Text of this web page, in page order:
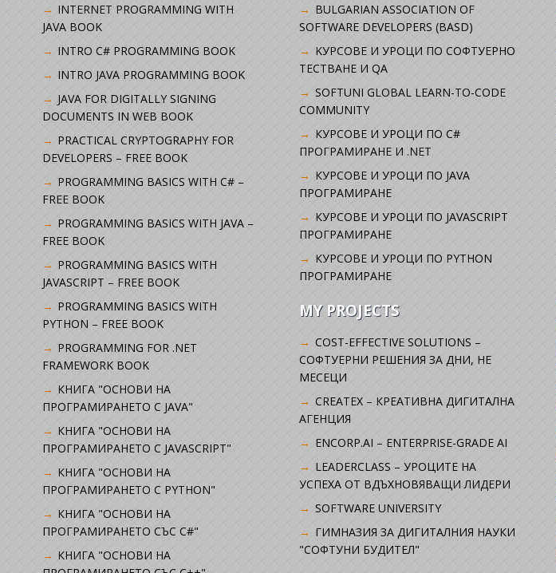
INTERNET PROGRAMMING WITH
JAVA BOOK
INTRO C# PROGRAMMING BOOK
INTRO JAVA PROGRAMMING BOOK
JAVA FOR DIGITALLY SIGNING
DOCUMENTS IN WEB BOOK
PRACTICAL CRYPTOGRAPHY FOR
DEVELOPERS – FREE BOOK
PROGRAMMING BASICS WITH C# –
FREE BOOK
PROGRAMMING BASICS WITH JAVA –
FREE BOOK
PROGRAMMING BASICS WITH
JAVASCRIPT – FREE BOOK
PROGRAMMING BASICS WITH
PYTHON – FREE BOOK
PROGRAMMING FOR .NET
FRAMEWORK BOOK
КНИГА "ОСНОВИ НА
ПРОГРАМИРАНЕТО С JAVA"
КНИГА "ОСНОВИ НА
ПРОГРАМИРАНЕТО С JAVASCRIPT"
КНИГА "ОСНОВИ НА
ПРОГРАМИРАНЕТО С PYTHON"
КНИГА "ОСНОВИ НА
ПРОГРАМИРАНЕТО СЪС C#"
КНИГА "ОСНОВИ НА
BULGARIAN ASSOCIATION OF
SOFTWARE DEVELOPERS (BASD)
KУРСОВЕ И УРОЦИ ПО СОФТУЕРНО
ТЕСТВАНЕ И QA
SOFTUNI GLOBAL LEARN-TO-CODE
COMMUNITY
КУРСОВЕ И УРОЦИ ПО C#
ПРОГРАМИРАНЕ И .NET
КУРСОВЕ И УРОЦИ ПО JAVA
ПРОГРАМИРАНЕ
КУРСОВЕ И УРОЦИ ПО JAVASCRIPT
ПРОГРАМИРАНЕ
КУРСОВЕ И УРОЦИ ПО PYTHON
ПРОГРАМИРАНЕ
MY PROJECTS
COST-EFFECTIVE SOLUTIONS –
СОФТУЕРНИ РЕШЕНИЯ ЗА ДНИ, НЕ
МЕСЕЦИ
CREATEX – КРЕАТИВНА ДИГИТАЛНА
АГЕНЦИЯ
ENCORP.AI – ENTERPRISE-GRADE AI
LEADERCLASS – УРОЦИТЕ НА
УСПЕХА ОТ ВДЪХНОВЯВАЩИ ЛИДЕРИ
SOFTWARE UNIVERSITY
ГИМНАЗИЯ ЗА ДИГИТАЛНИЯ НАУКИ
"СОФТУНИ БУДИТЕЛ"